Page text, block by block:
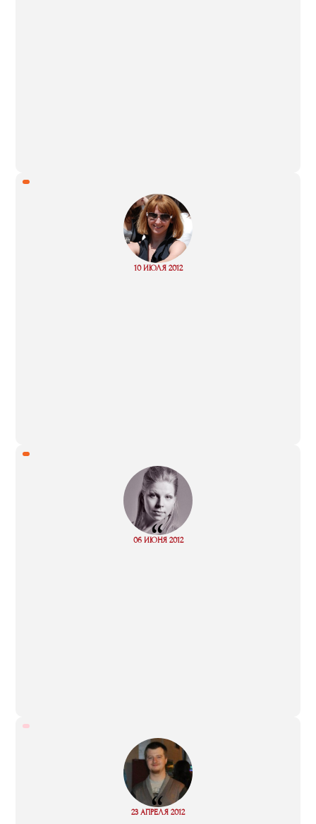
“
10 ИЮЛЯ 2012
Read
“
06 ИЮНЯ 2012
Read
“
23 АПРЕЛЯ 2012
Read